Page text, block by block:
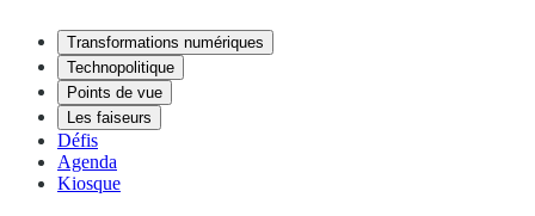
Transformations numériques
Technopolitique
Points de vue
Les faiseurs
Défis
Agenda
Kiosque